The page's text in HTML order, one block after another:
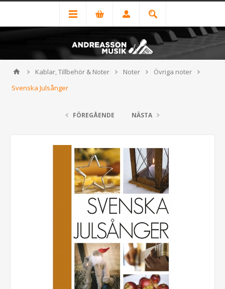
Kablar, Tillbehör & Noter Noter
Övriga noter
Svenska Julsånger
FÖREGÅENDE NÄSTA